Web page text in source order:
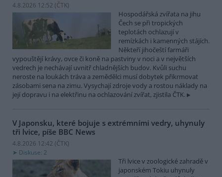
4.8.2026 12:52 (ČTK)
Hospodářská zvířata na jihu
Čech se při tropických
teplotách ochlazují v
remízkách i kamenných stájích.
Někteří jihočeští farmáři
vypouštějí krávy, ovce či koně na pastviny v noci a v největších
vedrech je nechávají uvnitř chladnějších budov. Kvůli suchu
neroste na loukách tráva a zemědělci musí dobytek přikrmovat
zásobami sena na zimu. Vysychají zdroje vody a rostou náklady na
její dopravu i na elektřinu na ochlazování zvířat, zjistila ČTK.
V Japonsku, které bojuje s extrémními vedry, uhynuly
tři lvice, píše BBC News
4.8.2026 12:42 (ČTK)
Diskuse: 2
Tři lvice v zoologické zahradě v
japonském Tokiu uhynuly